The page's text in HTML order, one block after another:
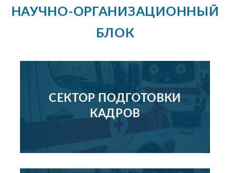
НАУЧНО-ОРГАНИЗАЦИОННЫЙ
БЛОК
СЕКТОР ПОДГОТОВКИ
КАДРОВ